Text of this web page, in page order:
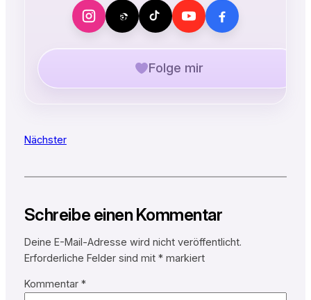
Folge mir
Nächster
Schreibe einen Kommentar
Deine E-Mail-Adresse wird nicht veröffentlicht.
Erforderliche Felder sind mit *markiert
Kommentar *